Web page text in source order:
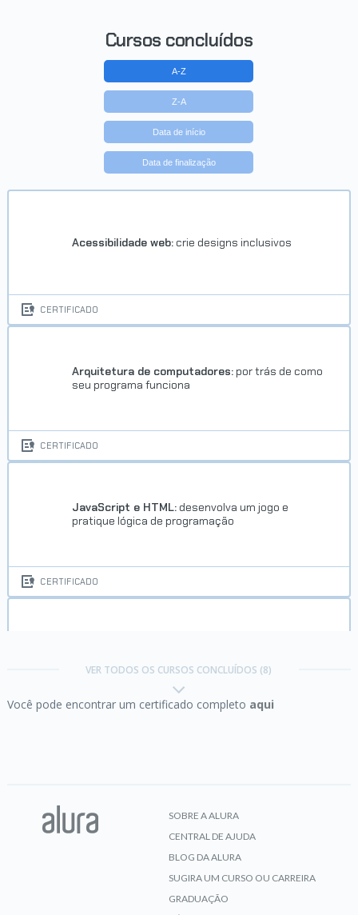
Cursos concluídos
A-Z
Z-A
Data de início
Data de finalização
Acessibilidade web: crie designs inclusivos
CERTIFICADO
Arquitetura de computadores: por trás de como
seu programa funciona
CERTIFICADO
JavaScript e HTML: desenvolva um jogo e
pratique lógica de programação
CERTIFICADO
VER TODOS OS CURSOS CONCLUÍDOS (8)
Você pode encontrar um certificado completo aqui
SOBRE A ALURA
CENTRAL DE AJUDA
BLOG DA ALURA
SUGIRA UM CURSO OU CARREIRA
GRADUAÇÃO